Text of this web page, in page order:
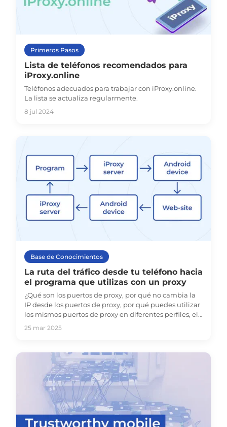
Primeros Pasos
Lista de teléfonos recomendados para
iProxy.online
Teléfonos adecuados para trabajar con iProxy.online.
La lista se actualiza regularmente.
8 jul 2024
Base de Conocimientos
La ruta del tráfico desde tu teléfono hacia
el programa que utilizas con un proxy
¿Qué son los puertos de proxy, por qué no cambia la
IP desde los puertos de proxy, por qué puedes utilizar
los mismos puertos de proxy en diferentes perfiles, el
doble de consumo de tráfico en tu teléfono?
25 mar 2025